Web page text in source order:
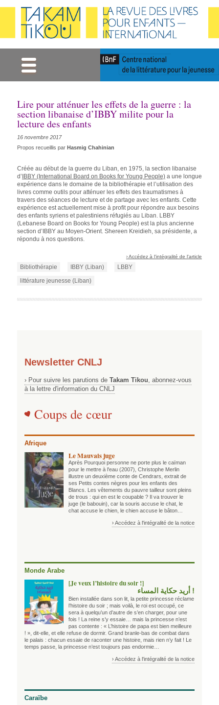
Lire pour atténuer les effets de la guerre : la
section libanaise d’IBBY milite pour la
lecture des enfants
16 novembre 2017
Propos recueillis par Hasmig Chahinian
Créée au début de la guerre du Liban, en 1975, la section libanaise
d’ IBBY (International Board on Books for Young People) a une longue
expérience dans le domaine de la bibliothérapie et l’utilisation des
livres comme outils pour atténuer les effets des traumatismes à
travers des séances de lecture et de partage avec les enfants. Cette
expérience est actuellement mise à profit pour répondre aux besoins
des enfants syriens et palestiniens réfugiés au Liban. LBBY
(Lebanese Board on Books for Young People) est la plus ancienne
section d’IBBY au Moyen-Orient. Shereen Kreidieh, sa présidente, a
répondu à nos questions.
› Accédez à l'intégralité de l'article
Bibliothérapie IBBY (Liban)
LBBY
littérature jeunesse (Liban)
Newsletter CNLJ
› Pour suivre les parutions de Takam Tikou, abonnez-vous
à la lettre d'information du CNLJ
Coups de cœur
Afrique
Le Mauvais juge
Après Pourquoi personne ne porte plus le caïman
pour le mettre à l'eau (2007), Christophe Merlin
illustre un deuxième conte de Cendrars, extrait de
ses Petits contes nègres pour les enfants des
Blancs. Les vêtements du pauvre tailleur sont pleins
de trous : qui en est le coupable ? Il va trouver le
juge (le babouin), car la souris accuse le chat, le
chat accuse le chien, le chien accuse le bâton…
› Accédez à l'intégralité de la notice
Monde Arabe
[Je veux l’histoire du soir !]
! أريد حكاية المساء
Bien installée dans son lit, la petite princesse réclame
l’histoire du soir ; mais voilà, le roi est occupé, ce
sera à quelqu’un d’autre de s’en charger, pour une
fois ! La reine s’y essaie… mais la princesse n’est
pas contente : « L’histoire de papa est bien meilleure
! », dit-elle, et elle refuse de dormir. Grand branle-bas de combat dans
le palais : chacun essaie de raconter une histoire, mais rien n’y fait ! Le
temps passe, la princesse n’est toujours pas endormie…
› Accédez à l'intégralité de la notice
Caraïbe